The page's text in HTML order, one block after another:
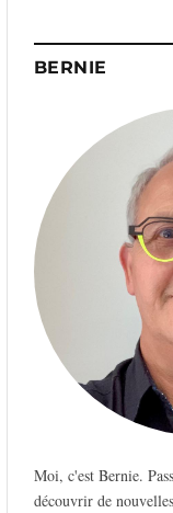
BERNIE
Moi, c'est Bernie.
découvrir de